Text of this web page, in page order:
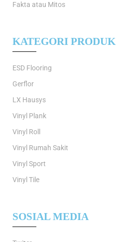
Fakta atau Mitos
KATEGORI PRODUK
ESD Flooring
Gerflor
LX Hausys
Vinyl Plank
Vinyl Roll
Vinyl Rumah Sakit
Vinyl Sport
Vinyl Tile
SOSIAL MEDIA